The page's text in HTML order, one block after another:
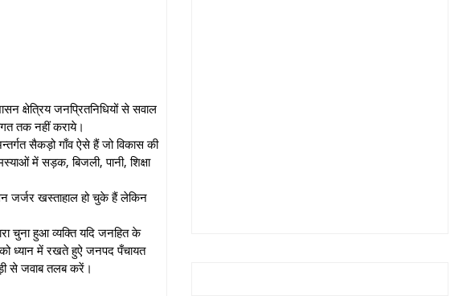
क्षेत्रिय जनप्रितनिधियों से सवाल
तक नहीं कराये।
सैकड़ो गाँव ऐसे हैं जो विकास की
में सड़क, बिजली, पानी, शिक्षा
जर्जर खस्ताहाल हो चुके हैं लेकिन
चुना हुआ व्यक्ति यदि जनहित के
ध्यान में रखते हुऐ जनपद पँचायत
से जवाब तलब करें।